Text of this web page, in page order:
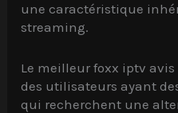
une caractéristique
streaming.
Le meilleur foxx iptv
des utilisateurs ayant
qui recherchent une